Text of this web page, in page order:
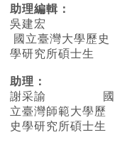
助理編輯：
吳建宏
國立臺灣大學歷史
學研究所碩士生
助理：
謝采諭
國
立臺灣師範大學歷
史學研究所碩士生